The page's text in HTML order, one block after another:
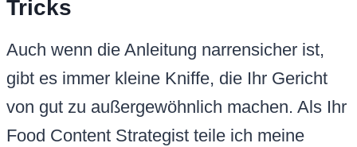
Tricks
Auch wenn die Anleitung narrensicher ist,
gibt es immer kleine Kniffe, die Ihr Gericht
von gut zu außergewöhnlich machen. Als Ihr
Food Content Strategist teile ich meine